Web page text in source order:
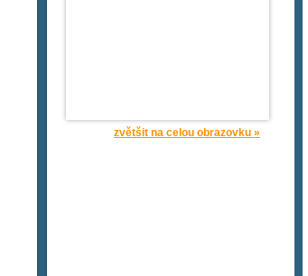
zvětšit na celou obrazovku »